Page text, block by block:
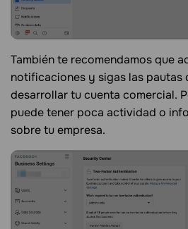
También te recomendamos que
notificaciones y sigas las pautas
desarrollar tu cuenta comercial.
puede tener poca actividad o
sobre tu empresa.